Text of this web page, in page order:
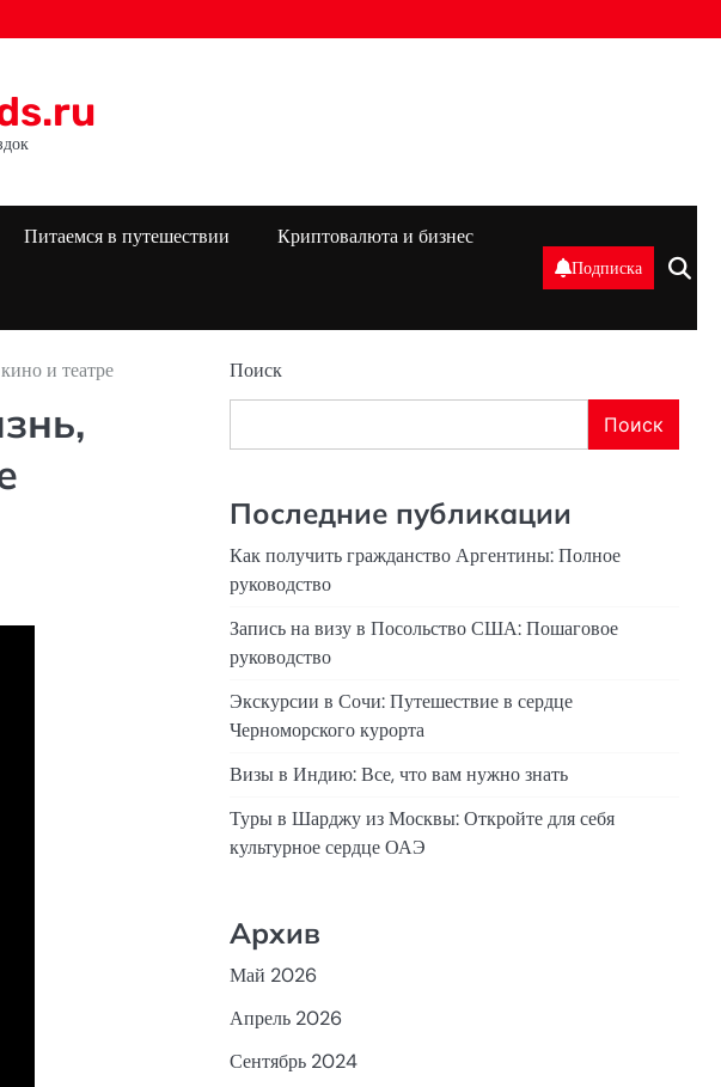
Питаемся в путешествии Криптовалюта и бизнес
Подписка
и театре Поиск
Поиск
Последние публикации
Как получить гражданство Аргентины: Полное
руководство
Запись на визу в Посольство США: Пошаговое
руководство
Экскурсии в Сочи: Путешествие в сердце
Черноморского курорта
Визы в Индию: Все, что вам нужно знать
Туры в Шарджу из Москвы: Откройте для себя
культурное сердце ОАЭ
Архив
Май 2026
Апрель 2026
Сентябрь 2024